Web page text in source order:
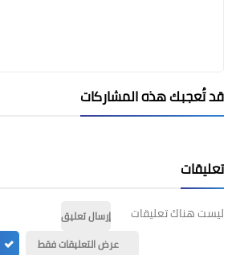
قد تُعجبك هذه المشاركات
تعليقات
ليست هناك تعليقات
إرسال تعليق
عرض التعليقات فقط